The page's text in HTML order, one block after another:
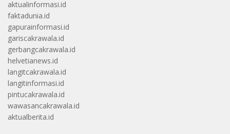
aktualinformasi.id
faktadunia.id
gapurainformasi.id
gariscakrawala.id
gerbangcakrawala.id
helvetianews.id
langitcakrawala.id
langitinformasi.id
pintucakrawala.id
wawasancakrawala.id
aktualberita.id